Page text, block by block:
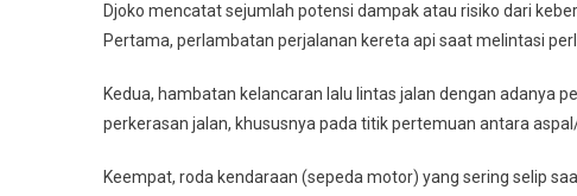
Djoko mencatat sejumlah potensi dampak atau risiko dari
Pertama, perlambatan perjalanan kereta api saat melintasi
Kedua, hambatan kelancaran lalu lintas jalan dengan adanya
perkerasan jalan, khususnya pada titik pertemuan antara
Keempat, roda kendaraan (sepeda motor) yang sering selip